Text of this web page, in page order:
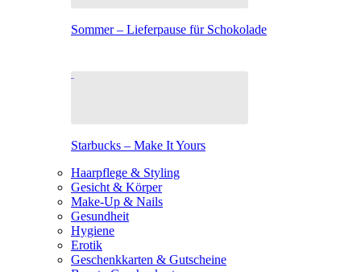
Sommer – Lieferpause für Schokolade
Starbucks – Make It Yours
Haarpflege & Styling
Gesicht & Körper
Make-Up & Nails
Gesundheit
Hygiene
Erotik
Geschenkkarten & Gutscheine